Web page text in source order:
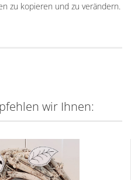
zu kopieren und zu verändern.
wir Ihnen: